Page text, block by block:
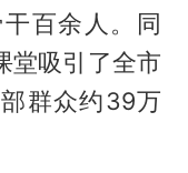
百余人。同
堂吸引了全市
群众约39万